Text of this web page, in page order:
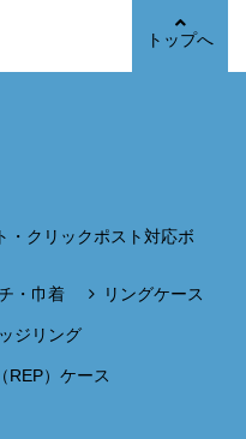
トップへ
・クリックポスト対応ボ
・巾着 リングケース
ジリング
REP）ケース